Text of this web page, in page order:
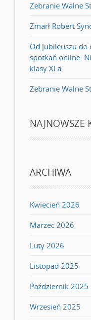
Zebranie Walne
Zmarł Robert
Od jubileuszu do
spotkań online.
klasy XI a
Zebranie Walne
NAJNOWSZE
ARCHIWA
Kwiecień 2026
Marzec 2026
Luty 2026
Listopad 2025
Październik 2025
Wrzesień 2025